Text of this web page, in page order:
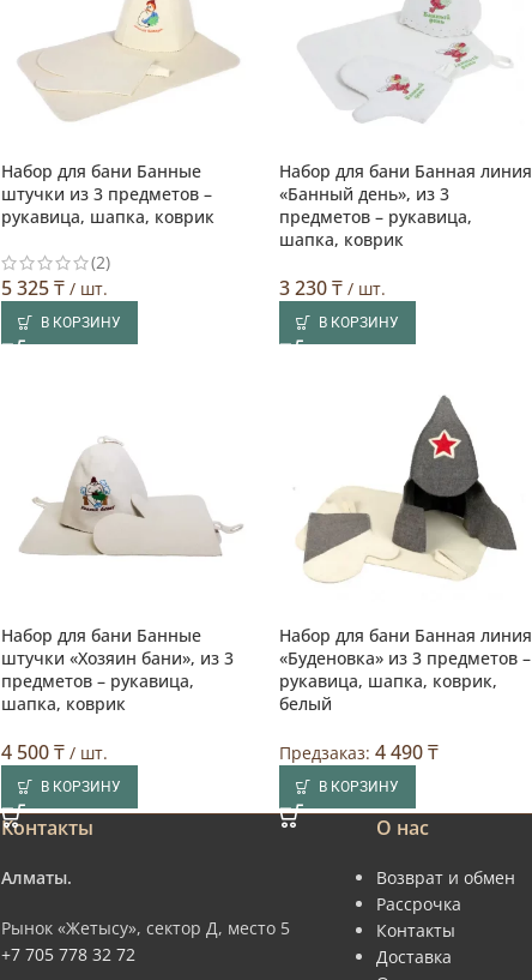
Набор для бани Банные
штучки из 3 предметов –
рукавица, шапка, коврик
(2)
5 325₸/ шт.
В КОРЗИНУ
Набор для бани Банная линия
«Банный день», из 3
предметов – рукавица,
шапка, коврик
3 230₸ / шт.
В КОРЗИНУ
Набор для бани Банные
штучки «Хозяин бани», из 3
предметов – рукавица,
шапка, коврик
4 500₸/ шт.
В КОРЗИНУ
Набор для бани Банная линия
«Буденовка» из 3 предметов –
рукавица, шапка, коврик,
белый
Предзаказ:4 490₸
В КОРЗИНУ
Контакты
Алматы.
Рынок «Жетысу», сектор Д, место 5
+7 705 778 32 72
О нас
Возврат и обмен
Рассрочка
Контакты
Доставка